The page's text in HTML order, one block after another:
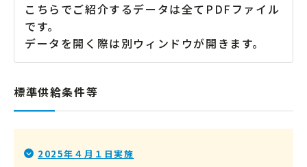
こちらでご紹介するデータは全てPDFファイル
です。
データを開く際は別ウィンドウが開きます。
標準供給条件等
2025年４月１日実施